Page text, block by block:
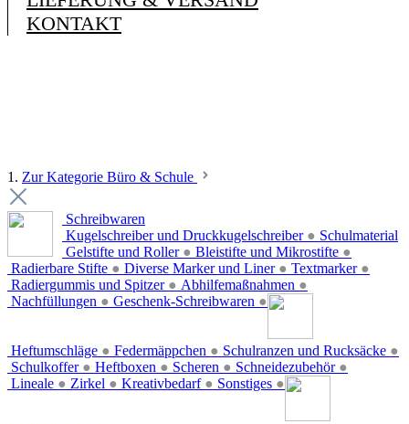
KONTAKT
1. Zur Kategorie Büro & Schule
Schreibwaren
Kugelschreiber und Druckkugelschreiber ●
Gelstifte und Roller ● Bleistifte und Mikrostifte ●
Radierbare Stifte ● Diverse Marker und Liner ● Textmarker ●
Radiergummis und Spitzer ● Abhilfemaßnahmen ●
Nachfüllungen ● Geschenk-Schreibwaren ●
Schulmaterial
Heftumschläge ● Federmäppchen ● Schulranzen und Rucksäcke ●
Schulkoffer ● Heftboxen ● Scheren ● Schneidezubehör ●
Lineale ● Zirkel ● Kreativbedarf ● Sonstiges ●